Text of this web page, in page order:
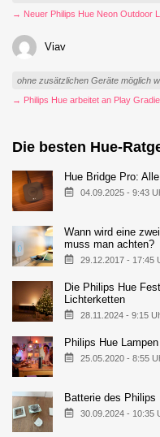
→ Neuer Philips Hue Neon Outdoor
Viav
ohne zusätzlichen Geräte möglich
→ Philips Hue arbeitet an Play
Die besten Hue-
Hue Bridge Pro:
04.09.2025 - 9:43
Wann wird eine
muss man achten?
29.12.2017 - 17:45
Die Philips Hue
Lichterketten
28.11.2024 - 9:15
Philips Hue
25.05.2020 - 8:55
Batterie des Philips
30.09.2024 - 10:35